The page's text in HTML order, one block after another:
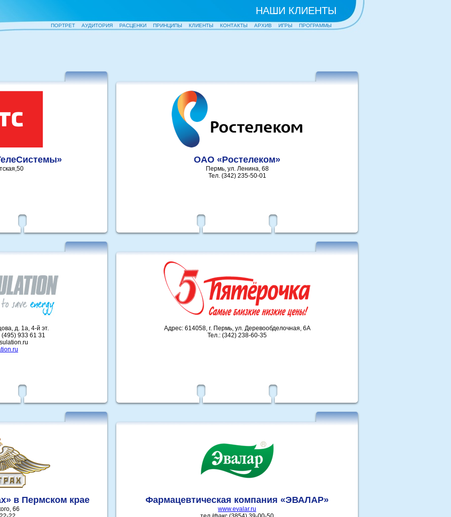
НАШИ КЛИЕНТЫ
ПОРТРЕТ АУДИТОРИЯ РАСЦЕНКИ ПРИНЦИПЫ КЛИЕНТЫ КОНТАКТЫ АРХИВ ИГРЫ ПРОГРАММЫ
ОАО «Ростелеком»
Пермь, ул. Ленина, 68
Тел. (342) 235-50-01
д. 1а, 4-й эт.
933 61 31
Адрес: 614058, г. Пермь, ул. Деревообделочная, 6А
Тел.: (342) 238-60-35
в Пермском крае
66
Фармацевтическая компания «ЭВАЛАР»
www.evalar.ru